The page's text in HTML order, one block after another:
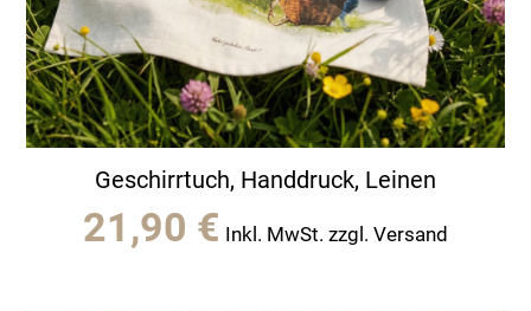
Geschirrtuch, Handdruck, Leinen
21,90 € Inkl. MwSt. zzgl. Versand